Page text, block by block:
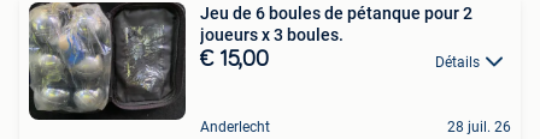
Jeu de 6 boules de pétanque pour 2
joueurs x 3 boules.
€ 15,00 Détails
Anderlecht 28 juil. 26